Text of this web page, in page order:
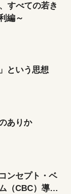
すべての若き
編～
という思想
ありか
ンセプト・ベ
（CBC）導入